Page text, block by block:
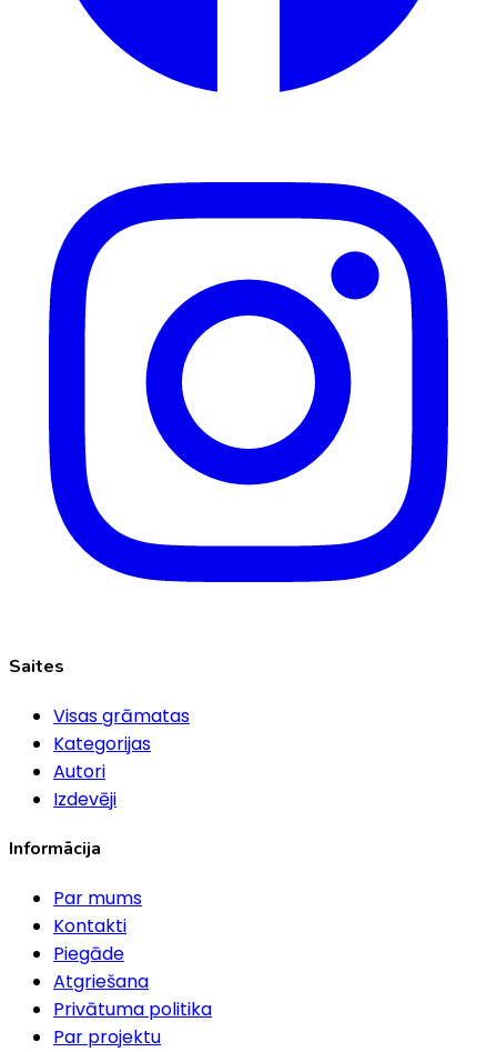
Saites
Visas grāmatas
Kategorijas
Autori
Izdevēji
Informācija
Par mums
Kontakti
Piegāde
Atgriešana
Privātuma politika
Par projektu